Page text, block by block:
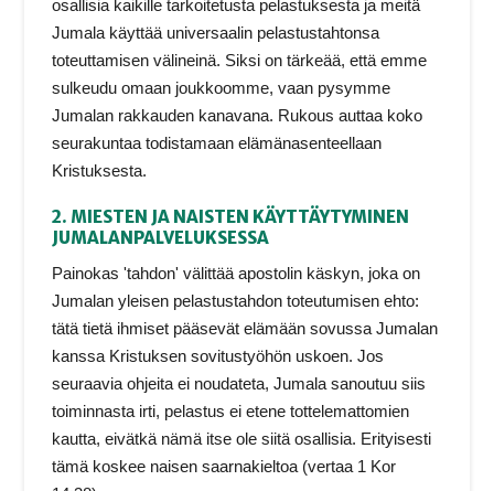
osallisia kaikille tarkoitetusta pelastuksesta ja meitä
Jumala käyttää universaalin pelastustahtonsa
toteuttamisen välineinä. Siksi on tärkeää, että emme
sulkeudu omaan joukkoomme, vaan pysymme
Jumalan rakkauden kanavana. Rukous auttaa koko
seurakuntaa todistamaan elämänasenteellaan
Kristuksesta.
2. MIESTEN JA NAISTEN KÄYTTÄYTYMINEN
JUMALANPALVELUKSESSA
Painokas 'tahdon' välittää apostolin käskyn, joka on
Jumalan yleisen pelastustahdon toteutumisen ehto:
tätä tietä ihmiset pääsevät elämään sovussa Jumalan
kanssa Kristuksen sovitustyöhön uskoen. Jos
seuraavia ohjeita ei noudateta, Jumala sanoutuu siis
toiminnasta irti, pelastus ei etene tottelemattomien
kautta, eivätkä nämä itse ole siitä osallisia. Erityisesti
tämä koskee naisen saarnakieltoa (vertaa 1 Kor